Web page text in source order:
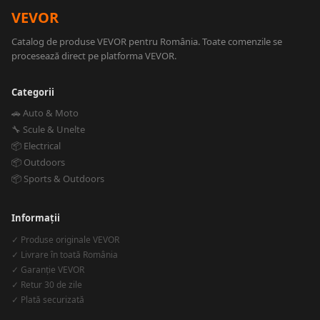
VEVOR
Catalog de produse VEVOR pentru România. Toate comenzile se
procesează direct pe platforma VEVOR.
Categorii
🚗 Auto & Moto
🔧 Scule & Unelte
📦 Electrical
📦 Outdoors
📦 Sports & Outdoors
Informații
✓ Produse originale VEVOR
✓ Livrare în toată România
✓ Garanție VEVOR
✓ Retur 30 de zile
✓ Plată securizată